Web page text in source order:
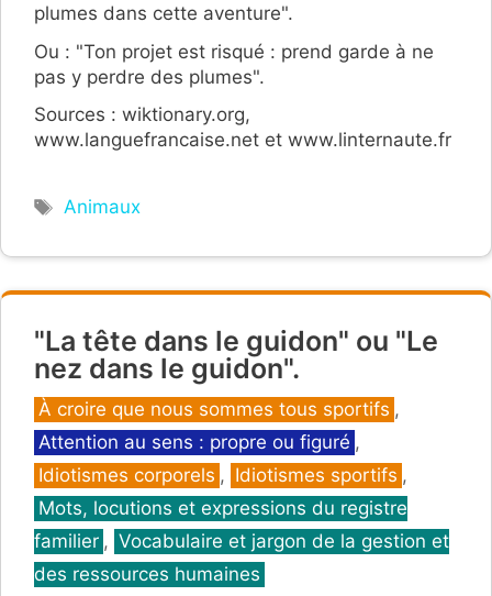
plumes dans cette aventure".
Ou : "Ton projet est risqué : prend garde à ne
pas y perdre des plumes".
Sources : wiktionary.org,
www.languefrancaise.net et www.linternaute.fr
Étiquettes
Animaux
"La tête dans le guidon" ou "Le
nez dans le guidon".
Catégories
À croire que nous sommes tous sportifs ,
Attention au sens : propre ou figuré ,
Idiotismes corporels , Idiotismes sportifs ,
Mots, locutions et expressions du registre
familier , Vocabulaire et jargon de la gestion et
des ressources humaines